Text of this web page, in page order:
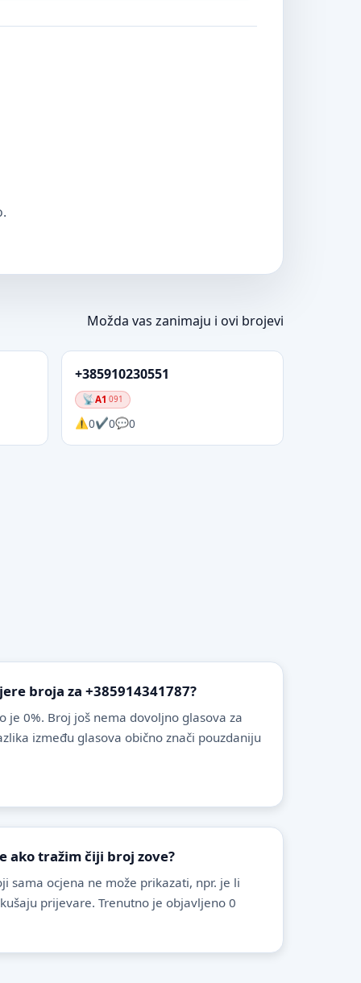
Možda vas zanimaju i ovi brojevi
+385910230551
A1 091
0 0 0
broja za +385914341787?
je 0%. Broj još nema dovoljno glasova za
između glasova obično znači pouzdaniju
ako tražim čiji broj zove?
sama ocjena ne može prikazati, npr. je li
prijevare. Trenutno je objavljeno 0